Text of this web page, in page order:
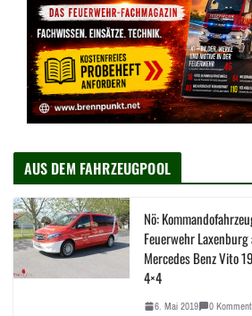
AUS DEM FAHRZEUGPOOL
Nö:
Feuerwehr Laxenburg
Mercedes Benz Vito
4×4
6. Mai 2019 0